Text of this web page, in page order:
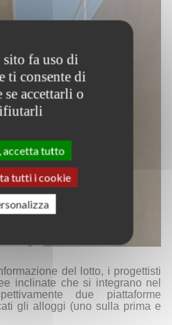
del lotto, i progettisti
inclinate che si integrano nel
due piattaforme
gli alloggi (uno sulla prima e
sito fa uso di
ti consente di
se accettarli o
accetta tutto
tutti i cookie